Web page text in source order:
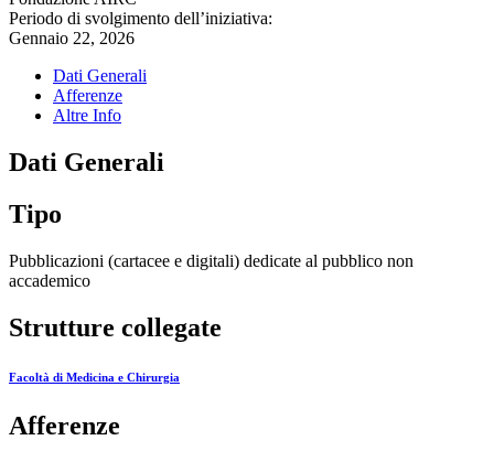
Periodo di svolgimento dell’iniziativa:
Gennaio 22, 2026
Dati Generali
Afferenze
Altre Info
Dati Generali
Tipo
Pubblicazioni (cartacee e digitali) dedicate al pubblico non
accademico
Strutture collegate
Facoltà di Medicina e Chirurgia
Afferenze